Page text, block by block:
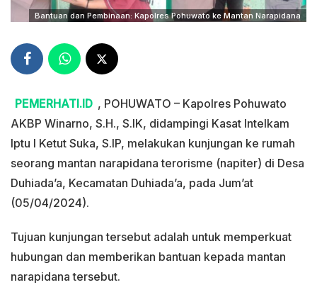
Bantuan dan Pembinaan: Kapolres Pohuwato ke Mantan Narapidana
PEMERHATI.ID , POHUWATO – Kapolres Pohuwato
AKBP Winarno, S.H., S.IK, didampingi Kasat Intelkam
Iptu I Ketut Suka, S.IP, melakukan kunjungan ke rumah
seorang mantan narapidana terorisme (napiter) di Desa
Duhiada’a, Kecamatan Duhiada’a, pada Jum’at
(05/04/2024).
Tujuan kunjungan tersebut adalah untuk memperkuat
hubungan dan memberikan bantuan kepada mantan
narapidana tersebut.